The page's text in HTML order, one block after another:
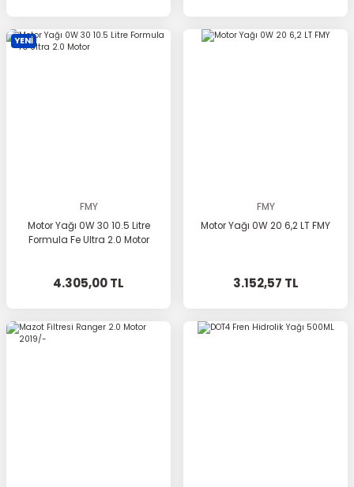
YENİ
FMY
Motor Yağı 0W 30 10.5 Litre
Formula Fe Ultra 2.0 Motor
4.305,00 TL
FMY
Motor Yağı 0W 20 6,2 LT FMY
3.152,57 TL